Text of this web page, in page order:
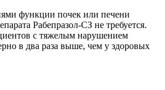
функции почек или печени
Рабепразол-СЗ не требуется.
с тяжелым нарушением
в два раза выше, чем у здоровых